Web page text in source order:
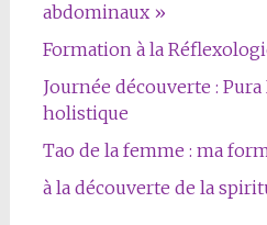
abdominaux »
Formation à la
Journée découverte :
holistique
Tao de la femme : ma
à la découverte de la